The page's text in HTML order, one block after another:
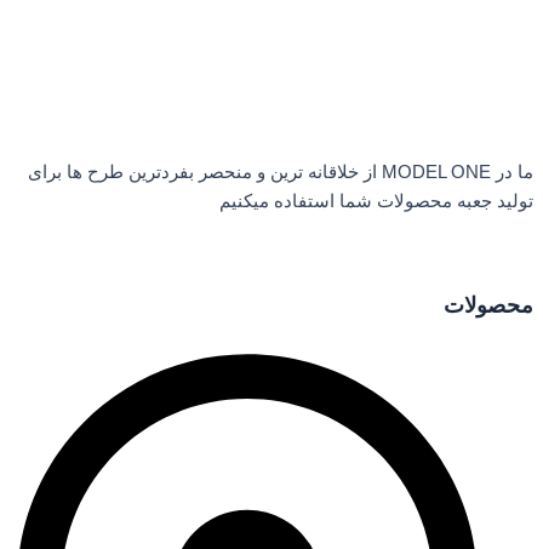
ما در MODEL ONE از خلاقانه ترین و منحصر بفردترین طرح ها برای
تولید جعبه محصولات شما استفاده میکنیم
محصولات